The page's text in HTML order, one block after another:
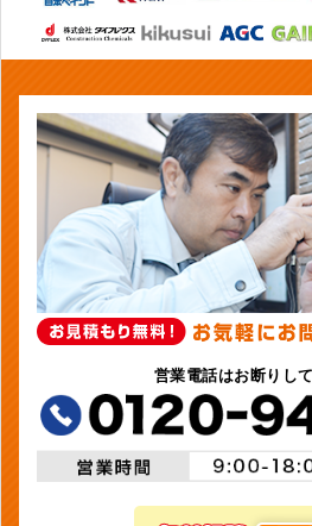
営業電話はお断りし